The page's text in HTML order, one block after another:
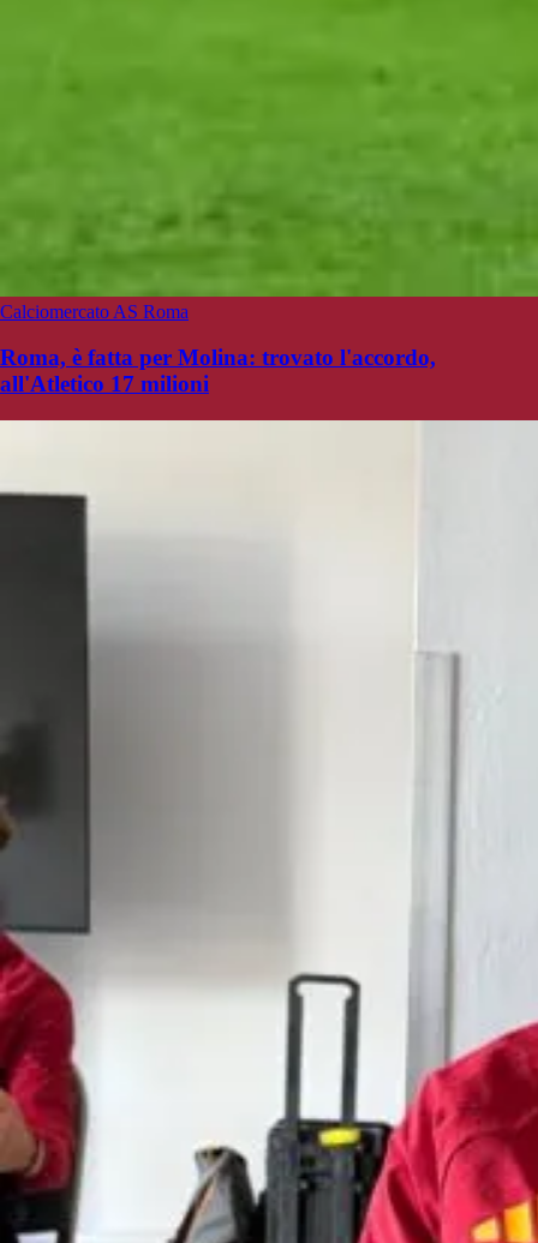
Calciomercato AS Roma
Roma, è fatta per Molina: trovato l'accordo,
all'Atletico 17 milioni